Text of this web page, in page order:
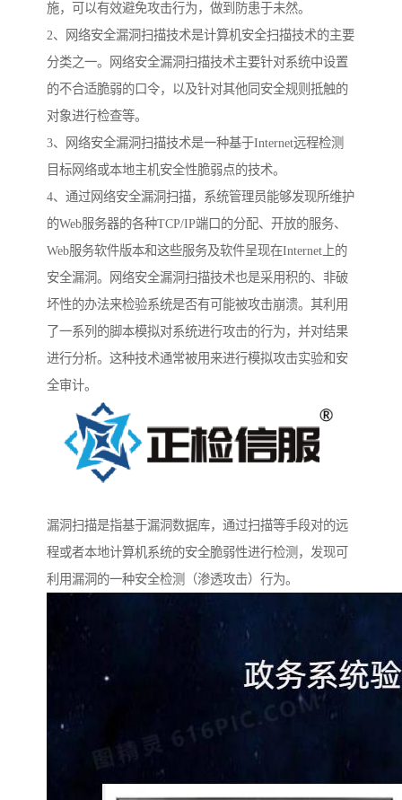
施，可以有效避免攻击行为，做到防患于未然。
2、网络安全漏洞扫描技术是计算机安全扫描技术的主要
分类之一。网络安全漏洞扫描技术主要针对系统中设置
的不合适脆弱的口令，以及针对其他同安全规则抵触的
对象进行检查等。
3、网络安全漏洞扫描技术是一种基于Internet远程检测
目标网络或本地主机安全性脆弱点的技术。
4、通过网络安全漏洞扫描，系统管理员能够发现所维护
的Web服务器的各种TCP/IP端口的分配、开放的服务、
Web服务软件版本和这些服务及软件呈现在Internet上的
安全漏洞。网络安全漏洞扫描技术也是采用积的、非破
坏性的办法来检验系统是否有可能被攻击崩溃。其利用
了一系列的脚本模拟对系统进行攻击的行为，并对结果
进行分析。这种技术通常被用来进行模拟攻击实验和安
全审计。
漏洞扫描是指基于漏洞数据库，通过扫描等手段对的远
程或者本地计算机系统的安全脆弱性进行检测，发现可
利用漏洞的一种安全检测（渗透攻击）行为。